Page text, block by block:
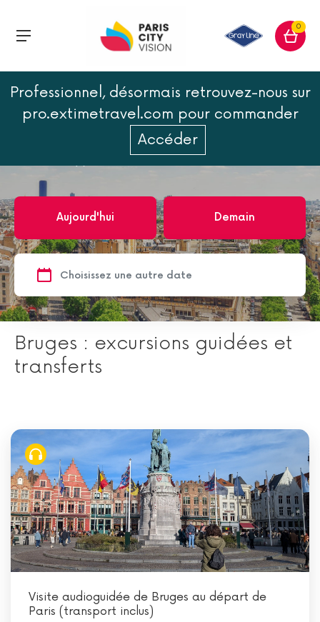
0
Professionnel, désormais retrouvez-nous sur
pro.extimetravel.com pour commander
Accéder
Bruges au départ de Paris
Bruges au départ de Paris
Aujourd'hui Demain
Bruges : excursions guidées et
transferts
Visite audioguidée de Bruges au départ de
Paris (transport inclus)